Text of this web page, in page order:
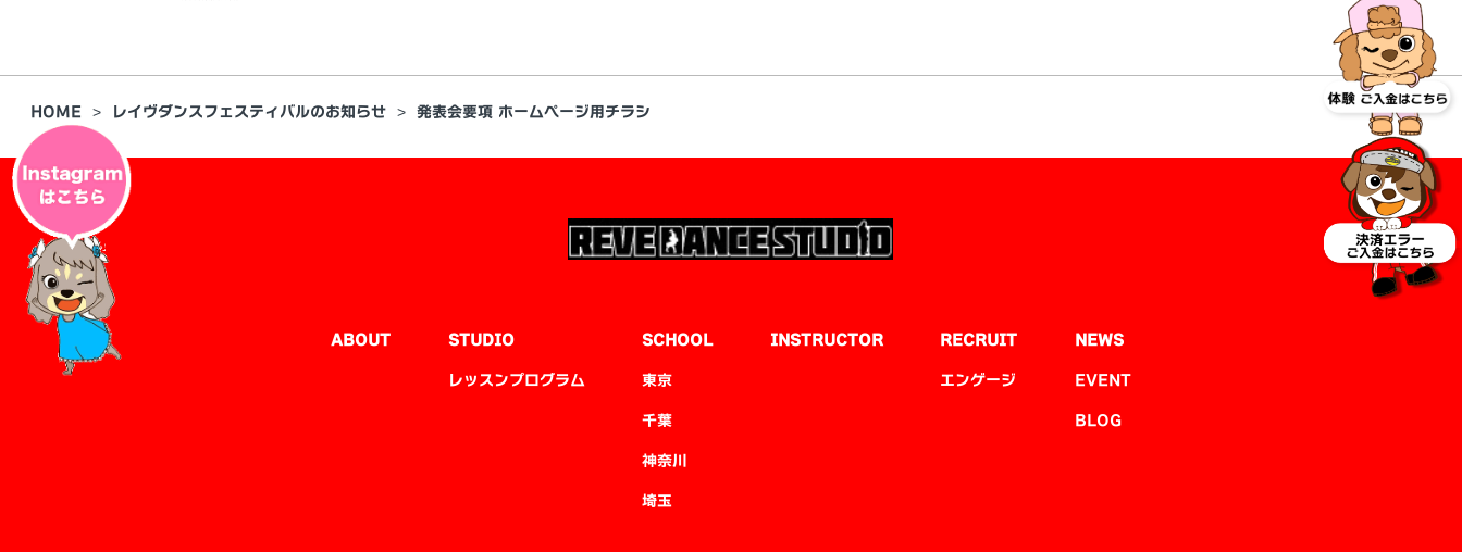
HOME レイヴダンスフェスティバルのお知らせ 発表会要項 ホームページ用チラシ
ABOUT STUDIO
レッスンプログラム
SCHOOL
東京
千葉
神奈川
埼玉
INSTRUCTOR RECRUIT
エンゲージ
NEWS
EVENT
BLOG